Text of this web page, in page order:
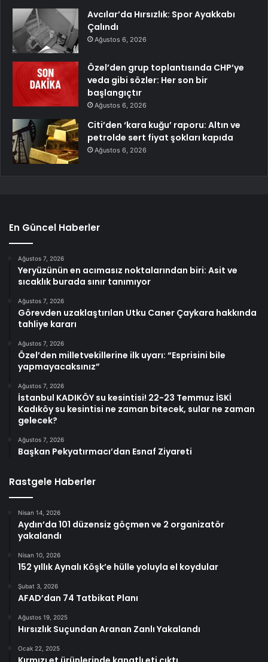
Avcılar’da Hırsızlık: Spor Ayakkabı
Çalındı
Ağustos 6, 2026
Özel’den grup toplantısında CHP’ye
veda gibi sözler: Her son bir
başlangıçtır
Ağustos 6, 2026
Citi’den ‘kara kuğu’ raporu: Altın ve
petrolde sert fiyat şokları kapıda
Ağustos 6, 2026
En Güncel Haberler
Ağustos 7, 2026
Yeryüzünün en acımasız noktalarından biri: Asit ve
sıcaklık burada sınır tanımıyor
Ağustos 7, 2026
Görevden uzaklaştırılan Utku Caner Çaykara hakkında
tahliye kararı
Ağustos 7, 2026
Özel’den milletvekillerine ilk uyarı: “Esprisini bile
yapmayacaksınız”
Ağustos 7, 2026
İstanbul KADIKÖY su kesintisi! 22-23 Temmuz İSKİ
Kadıköy su kesintisi ne zaman bitecek, sular ne zaman
gelecek?
Ağustos 7, 2026
Başkan Pekyatırmacı’dan Esnaf Ziyareti
Rastgele Haberler
Nisan 14, 2026
Aydın’da 101 düzensiz göçmen ve 2 organizatör
yakalandı
Nisan 10, 2026
152 yıllık Aynalı Köşk’e hülle yoluyla el koydular
Şubat 3, 2026
AFAD’dan 74 Tatbikat Planı
Ağustos 19, 2025
Hırsızlık Suçundan Aranan Zanlı Yakalandı
Ocak 22, 2025